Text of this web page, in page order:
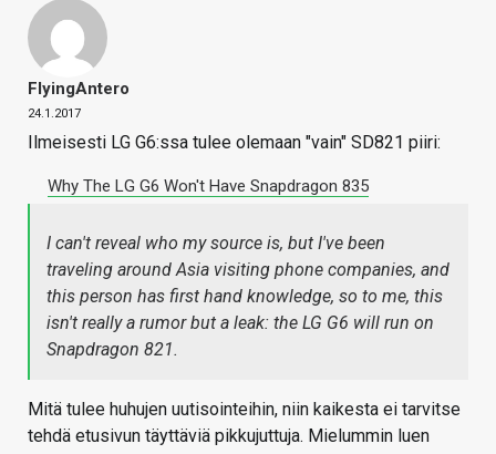
FlyingAntero
24.1.2017
Ilmeisesti LG G6:ssa tulee olemaan "vain" SD821 piiri:
Why The LG G6 Won't Have Snapdragon 835
I can't reveal who my source is, but I've been
traveling around Asia visiting phone companies, and
this person has first hand knowledge, so to me, this
isn't really a rumor but a leak: the LG G6 will run on
Snapdragon 821.
Mitä tulee huhujen uutisointeihin, niin kaikesta ei tarvitse
tehdä etusivun täyttäviä pikkujuttuja. Mielummin luen